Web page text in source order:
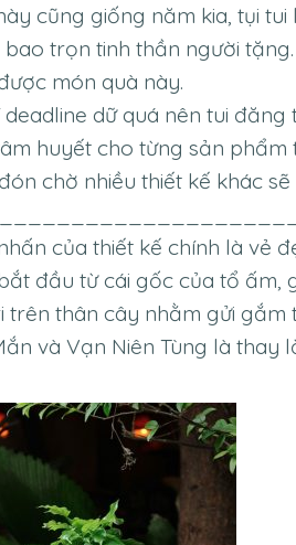
cũng giống năm kia, tụi
bao trọn tinh thần người
món quà này.
deadline dữ quá nên tui
huyết cho từng sản
chờ nhiều thiết kế khác
của thiết kế chính là vẻ
đầu từ cái gốc của tổ ấm,
trên thân cây nhằm gửi
và Vạn Niên Tùng là